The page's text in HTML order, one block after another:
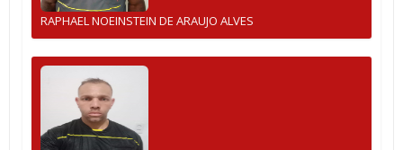
RAPHAEL NOEINSTEIN DE ARAUJO ALVES